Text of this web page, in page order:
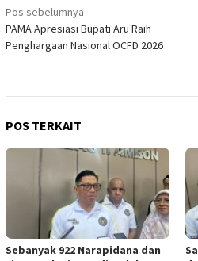
Navigasi
pos
Pos sebelumnya
PAMA Apresiasi Bupati Aru Raih
Penghargaan Nasional OCFD 2026
POS TERKAIT
Sebanyak 922 Narapidana dan